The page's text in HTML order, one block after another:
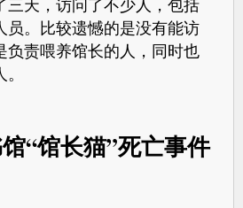
员。比较遗憾的是没有能访
负责喂养馆长的人，同时也
“馆长猫”死亡事件